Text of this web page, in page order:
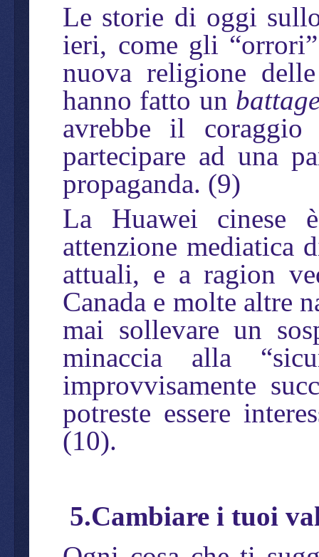
Le storie di oggi
ieri, come gli
nuova religione
hanno fatto un
avrebbe il
partecipare ad una
propaganda. (9)
La Huawei cinese
attenzione mediatica
attuali, e a ragion
Canada e molte altre
mai sollevare un
minaccia alla
improvvisamente
potreste essere
(10).
5.Cambiare i tuoi